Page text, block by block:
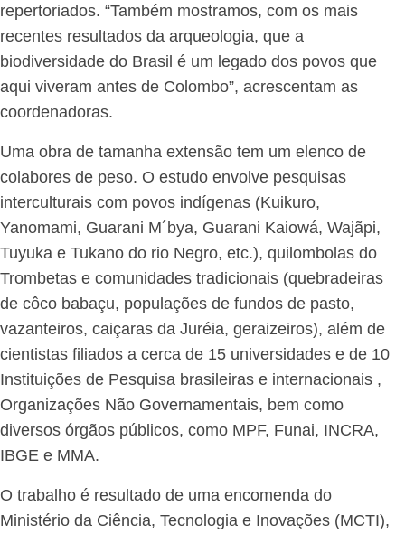
repertoriados. “Também mostramos, com os mais
recentes resultados da arqueologia, que a
biodiversidade do Brasil é um legado dos povos que
aqui viveram antes de Colombo”, acrescentam as
coordenadoras.
Uma obra de tamanha extensão tem um elenco de
colabores de peso. O estudo envolve pesquisas
interculturais com povos indígenas (Kuikuro,
Yanomami, Guarani M´bya, Guarani Kaiowá, Wajãpi,
Tuyuka e Tukano do rio Negro, etc.), quilombolas do
Trombetas e comunidades tradicionais (quebradeiras
de côco babaçu, populações de fundos de pasto,
vazanteiros, caiçaras da Juréia, geraizeiros), além de
cientistas filiados a cerca de 15 universidades e de 10
Instituições de Pesquisa brasileiras e internacionais ,
Organizações Não Governamentais, bem como
diversos órgãos públicos, como MPF, Funai, INCRA,
IBGE e MMA.
O trabalho é resultado de uma encomenda do
Ministério da Ciência, Tecnologia e Inovações (MCTI),